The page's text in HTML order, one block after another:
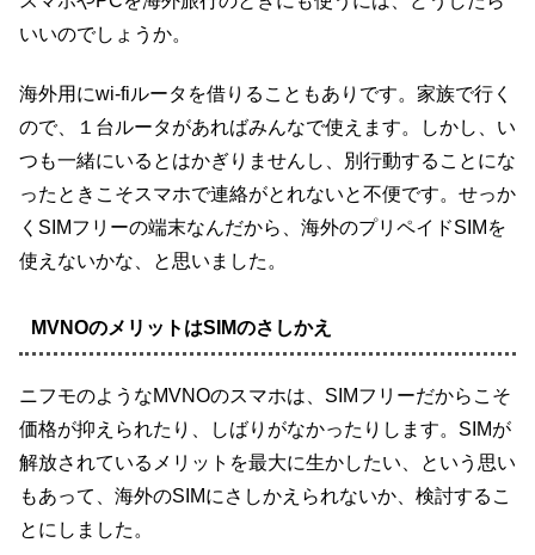
いいのでしょうか。
海外用にwi-fiルータを借りることもありです。家族で行く
ので、１台ルータがあればみんなで使えます。しかし、い
つも一緒にいるとはかぎりませんし、別行動することにな
ったときこそスマホで連絡がとれないと不便です。せっか
くSIMフリーの端末なんだから、海外のプリペイドSIMを
使えないかな、と思いました。
MVNOのメリットはSIMのさしかえ
ニフモのようなMVNOのスマホは、SIMフリーだからこそ
価格が抑えられたり、しばりがなかったりします。SIMが
解放されているメリットを最大に生かしたい、という思い
もあって、海外のSIMにさしかえられないか、検討するこ
とにしました。